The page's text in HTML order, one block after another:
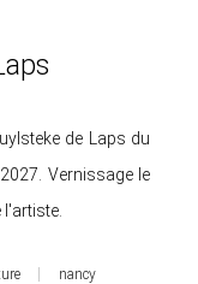
de Laps du
Vernissage le
nancy